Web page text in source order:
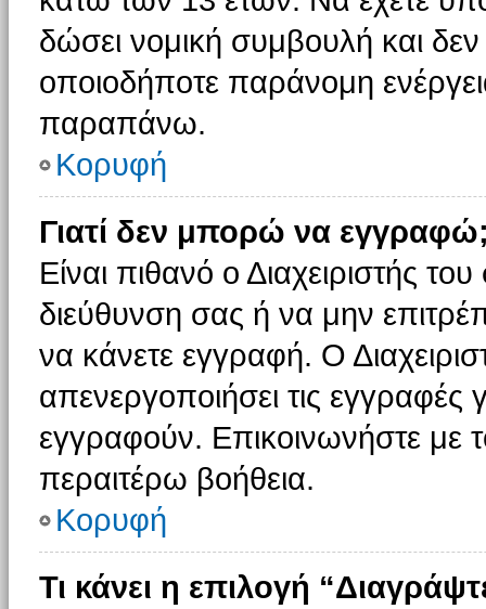
δώσει νομική συμβουλή και δεν
οποιοδήποτε παράνομη
παραπάνω.
Κορυφή
Γιατί δεν μπορώ να
Είναι πιθανό ο Διαχειριστής
διεύθυνση σας ή να μην
να κάνετε εγγραφή. Ο
απενεργοποιήσει τις εγγραφές
εγγραφούν. Επικοινωνήστε με
περαιτέρω βοήθεια.
Κορυφή
Τι κάνει η επιλογή